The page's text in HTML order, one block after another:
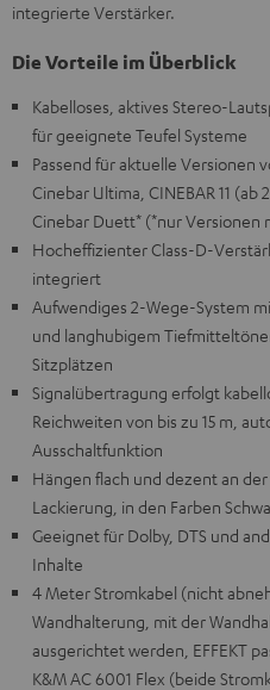
integrierte Verstärker.
Die Vorteile im Überblick
Kabelloses, aktives Stereo-
für geeignete Teufel Systeme
Passend für aktuelle Versionen
Cinebar Ultima, CINEBAR 11
Cinebar Duett* (*nur Versionen
Hocheffizienter Class-D-
integriert
Aufwendiges 2-Wege-System
und langhubigem
Sitzplätzen
Signalübertragung erfolgt
Reichweiten von bis zu 15 m,
Ausschaltfunktion
Hängen flach und dezent an
Lackierung, in den Farben
Geeignet für Dolby, DTS und
Inhalte
4 Meter Stromkabel (nicht
Wandhalterung, mit der
ausgerichtet werden, EFFEKT
K&M AC 6001 Flex (beide